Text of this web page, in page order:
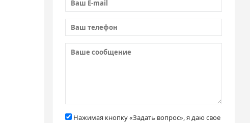
Нажимая кнопку «Задать вопрос», я даю свое